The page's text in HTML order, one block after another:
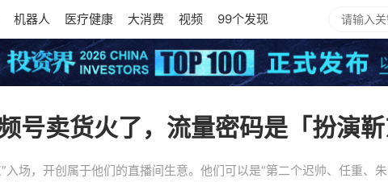
机器人 医疗健康 大消费 视频 99个发现
号卖货火了，流量密码是「扮演
入场，开创属于他们的直播间生意。他们可以是“第二个迟帅、任重、